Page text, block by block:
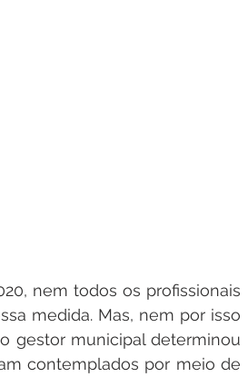
nem todos os profissionais
medida. Mas, nem por isso
gestor municipal determinou
contemplados por meio de